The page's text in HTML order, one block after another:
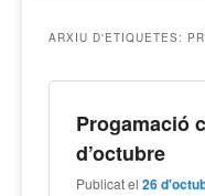
ARXIU D'ETIQUETES:
Progamació
d’octubre
Publicat el26